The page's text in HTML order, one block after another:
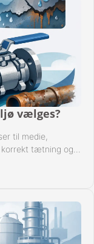
vælges?
til medie,
korrekt tætning og